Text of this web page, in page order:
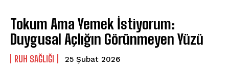
Tokum Ama Yemek İstiyorum:
Duygusal Açlığın Görünmeyen Yüzü
⁠RUH SAĞLIĞI 25 Şubat 2026